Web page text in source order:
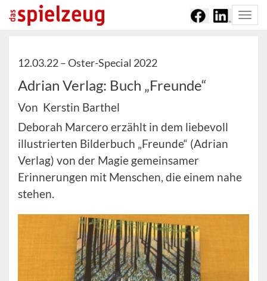
12.03.22 –Oster-Special 2022
Adrian Verlag: Buch „Freunde“
Von Kerstin Barthel
Deborah Marcero erzählt in dem liebevoll
illustrierten Bilderbuch „Freunde“ (Adrian
Verlag) von der Magie gemeinsamer
Erinnerungen mit Menschen, die einem nahe
stehen.